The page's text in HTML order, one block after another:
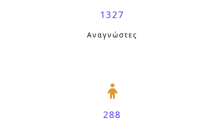
1327
Αναγνώστες
288